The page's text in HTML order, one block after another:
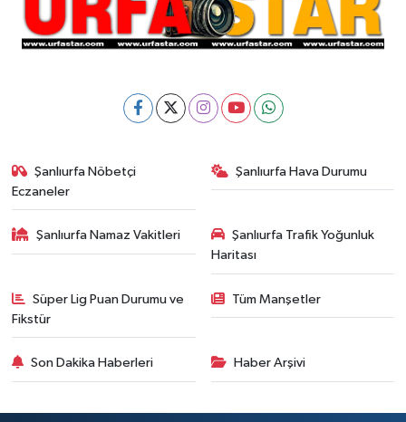
Şanlıurfa Nöbetçi
Eczaneler
Şanlıurfa Hava Durumu
Şanlıurfa Namaz Vakitleri
Şanlıurfa Trafik Yoğunluk
Haritası
Süper Lig Puan Durumu ve
Fikstür
Tüm Manşetler
Son Dakika Haberleri Haber Arşivi